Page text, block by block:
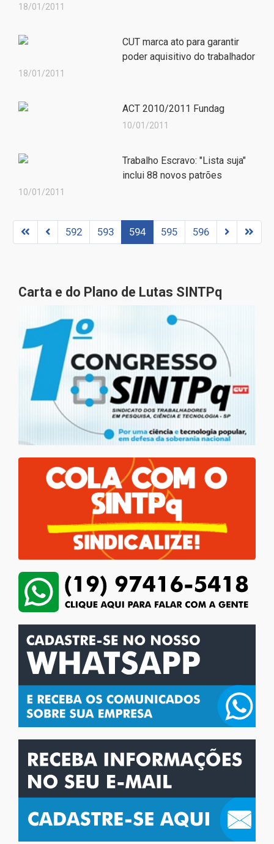
18/01/2011
CUT marca ato para garantir
poder aquisitivo do trabalhador
18/01/2011
ACT 2010/2011 Fundag
10/01/2011
Trabalho Escravo: "Lista suja"
inclui 88 novos patrões
10/01/2011
592 593 594 595 596
Carta e do Plano de Lutas SINTPq